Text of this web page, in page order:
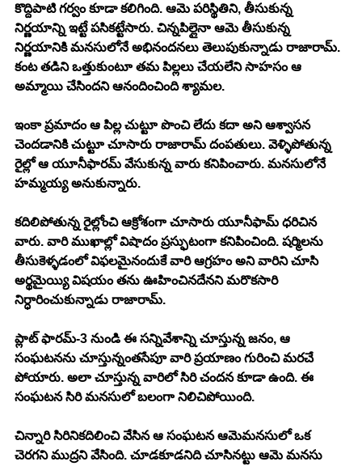
కొద్దిపాటి గర్వం కూడా కలిగింది. ఆమె పరిస్థితిని, తీసుకున్న
నిర్ణయాన్ని ఇట్టే పసికట్టేసారు. చిన్నపిల్లైనా ఆమె తీసుకున్న
నిర్ణయానికి మనసులోనే అభినందనలు తెలుపుకున్నాడు రాజారామ్.
కంట తడిని ఒత్తుకుంటూ తమ పిల్లలు చేయలేని సాహసం ఆ
అమ్మాయి చేసిందని ఆనందించింది శ్యామల.
ఇంకా ప్రమాదం ఆ పిల్ల చుట్టూ పొంచి లేదు కదా అని ఆశ్వాసన
చెందడానికి చుట్టూ చూసారు రాజారామ్ దంపతులు. వెళ్ళిపోతున్న
రైల్లో ఆ యూనీఫారమ్ వేసుకున్న వారు కనిపించారు. మనసులోనే
హమ్మయ్య అనుకున్నారు.
కదిలిపోతున్న రైల్లోంచి ఆక్రోశంగా చూసారు యూనీఫామ్ ధరిచిన
వారు. వారి ముఖాల్లో విషాదం ప్రస్ఫుటంగా కనిపించింది. షర్మిలను
తీసుకెళ్ళడంలో విఫలమైనందుకే వారి ఆగ్రహం అని వారిని చూసి
అర్థమైయ్యి విషయం తను ఊహించినదేనని మరొకసారి
నిర్ధారించుకున్నాడు రాజారామ్.
ప్లాట్ ఫారమ్-3 నుండి ఈ సన్నివేశాన్ని చూస్తున్న జనం, ఆ
సంఘటనను చూస్తున్నంతసేపూ వారి ప్రయాణం గురించి మరచే
పోయారు. అలా చూస్తున్న వారిలో సిరి చందన కూడా ఉంది. ఈ
సంఘటన సిరి మనసులో బలంగా నిలిచిపోయింది.
చిన్నారి సిరినికదిలించి వేసిన ఆ సంఘటన ఆమెమనసులో ఒక
చెరగని ముద్రని వేసింది. చూడకూడనిది చూసినట్టు ఆమె మనసు